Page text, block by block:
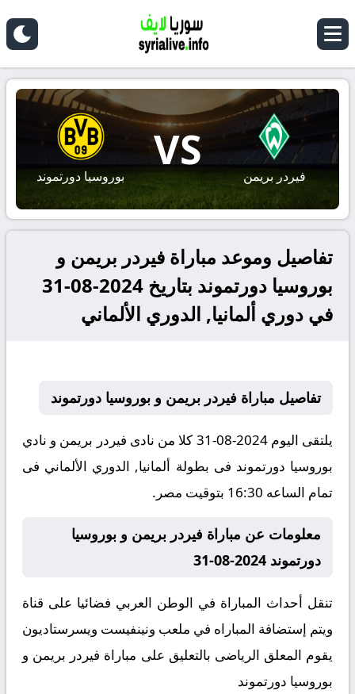
فيردر بريمن
VS
بوروسيا دورتموند
تفاصيل وموعد مباراة فيردر بريمن و
بوروسيا دورتموند بتاريخ 2024-08-31
في دوري ألمانيا, الدوري الألماني
تفاصيل مباراة فيردر بريمن و بوروسيا دورتموند
يلتقى اليوم 2024-08-31 كلا من نادى فيردر بريمن و نادي
بوروسيا دورتموند فى بطولة ألمانيا, الدوري الألماني فى
تمام الساعه 16:30 بتوقيت مصر.
معلومات عن مباراة فيردر بريمن و بوروسيا
دورتموند 2024-08-31
تنقل أحداث المباراة في الوطن العربي فضائيا على قناة
ويتم إستضافة المباراه في ملعب ونينفيست ويسرستاديون
يقوم المعلق الرياضى بالتعليق على مباراة فيردر بريمن و
بوروسيا دورتموند